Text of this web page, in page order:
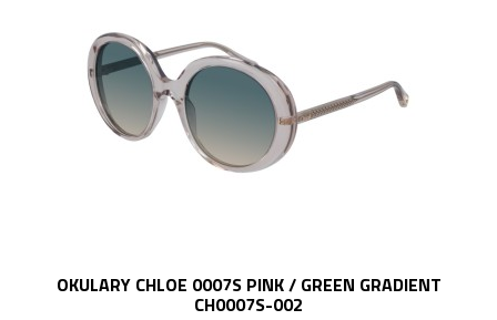
OKULARY CHLOE 0007S PINK / GREEN GRADIENT
CH0007S-002